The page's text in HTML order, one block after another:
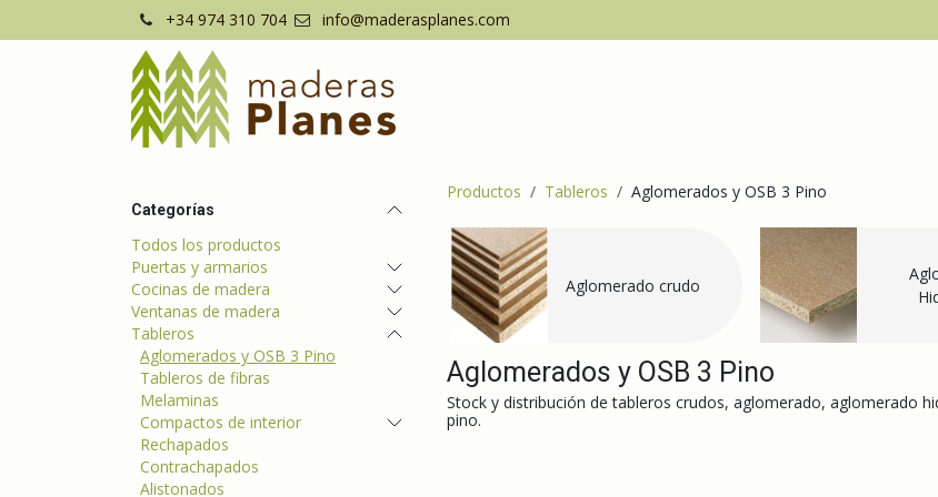
+34 974 310 704 info@maderasplanes.com
Categorías
Todos los productos
Puertas y armarios
Cocinas de madera
Ventanas de madera
Tableros
Aglomerados y OSB 3 Pino
Tableros de fibras
Melaminas
Compactos de interior
Rechapados
Contrachapados
Alistonados
Productos Tableros Aglomerados y OSB 3 Pino
Aglomerado crudo
Aglomerados y OSB 3 Pino
Stock y distribución de tableros crudos, aglomerado, aglomerado
pino.